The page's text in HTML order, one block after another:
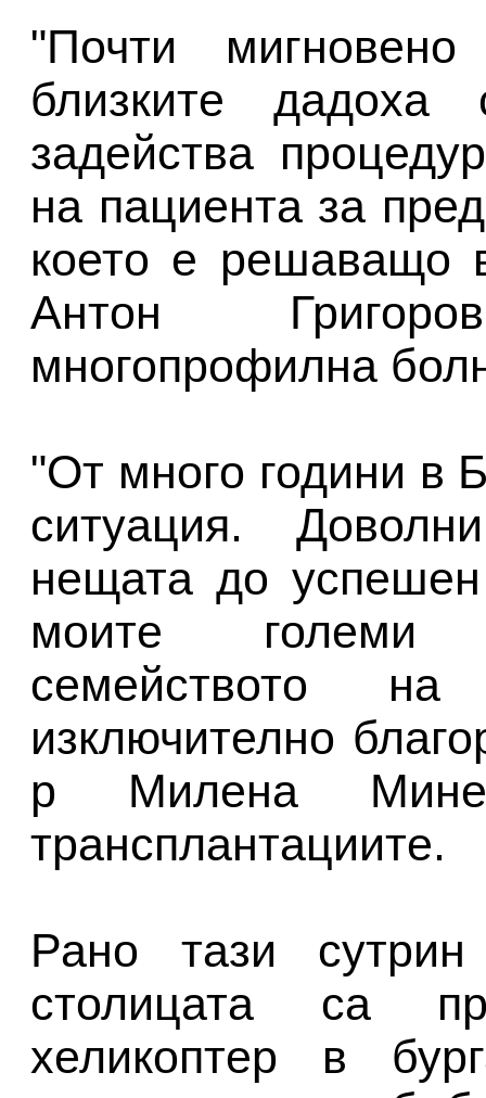
"Почти
близките
задейства
на пациента за
което е решаващо
Антон
многопрофилна
"От много години в
ситуация.
нещата до
моите големи
семейството
изключително
р Милена
трансплантациите.
Рано тази
столицата са
хеликоптер в